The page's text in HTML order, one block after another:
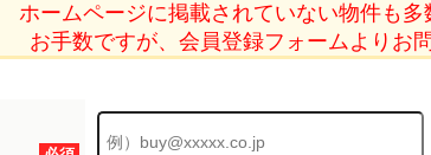
ホームページに掲載されていない物件も多
お手数ですが、会員登録フォームよりお